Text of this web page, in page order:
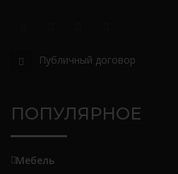
Публичный договор
ПОПУЛЯРНОЕ
Мебель